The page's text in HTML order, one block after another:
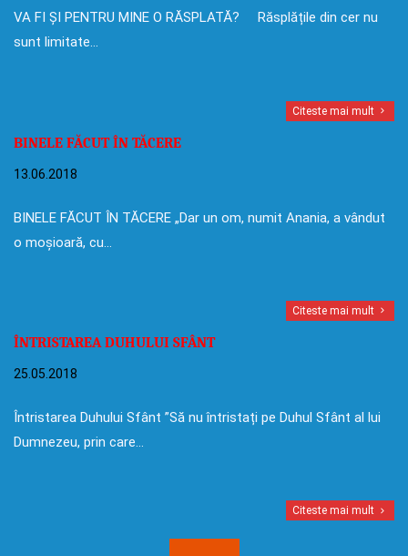
VA FI ȘI PENTRU MINE O RĂSPLATĂ? Răsplățile din cer nu
sunt limitate…
Citeste mai mult
BINELE FĂCUT ÎN TĂCERE
13.06.2018
BINELE FĂCUT ÎN TĂCERE „Dar un om, numit Anania, a vândut
o moșioară, cu…
Citeste mai mult
ÎNTRISTAREA DUHULUI SFÂNT
25.05.2018
Întristarea Duhului Sfânt ”Să nu întristați pe Duhul Sfânt al lui
Dumnezeu, prin care…
Citeste mai mult